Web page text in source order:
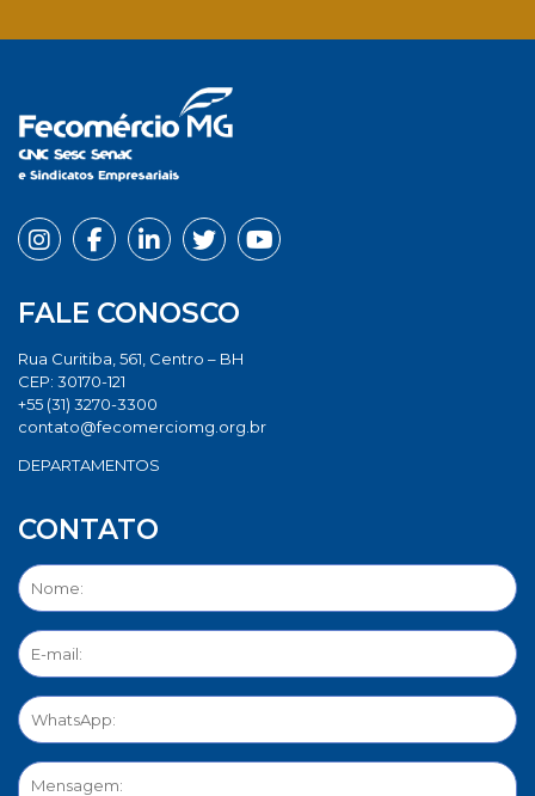
FALE CONOSCO
Rua Curitiba, 561, Centro – BH
CEP: 30170-121
+55 (31) 3270-3300
contato@fecomerciomg.org.br
DEPARTAMENTOS
CONTATO